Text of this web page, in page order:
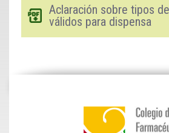
Aclaración sobre tipos
válidos para dispensa